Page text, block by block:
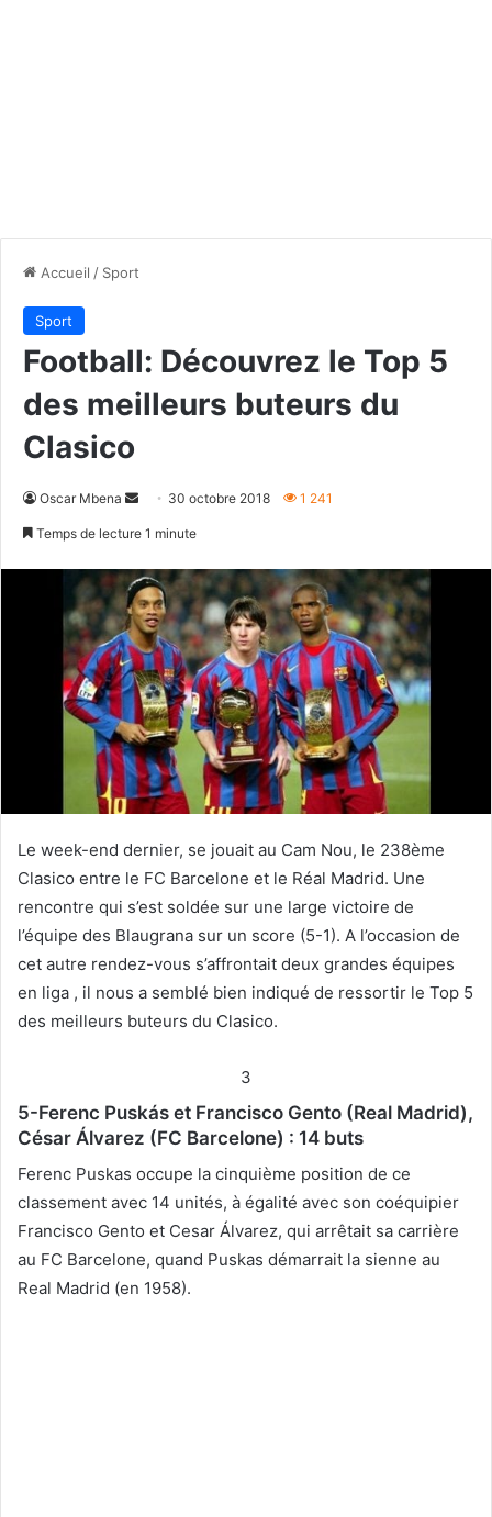
Accueil / Sport
Sport
Football: Découvrez le Top 5
des meilleurs buteurs du
Clasico
Oscar Mbena
Envoyer30 octobre 2018 1 241
Temps de lecture 1 minute
Le week-end dernier, se jouait au Cam Nou, le 238ème
Clasico entre le FC Barcelone et le Réal Madrid. Une
rencontre qui s’est soldée sur une large victoire de
l’équipe des Blaugrana sur un score (5-1). A l’occasion de
cet autre rendez-vous s’affrontait deux grandes équipes
en liga , il nous a semblé bien indiqué de ressortir le Top 5
des meilleurs buteurs du Clasico.
3
5-Ferenc Puskás et Francisco Gento (Real Madrid),
César Álvarez (FC Barcelone) : 14 buts
Ferenc Puskas occupe la cinquième position de ce
classement avec 14 unités, à égalité avec son coéquipier
Francisco Gento et Cesar Álvarez, qui arrêtait sa carrière
au FC Barcelone, quand Puskas démarrait la sienne au
Real Madrid (en 1958).